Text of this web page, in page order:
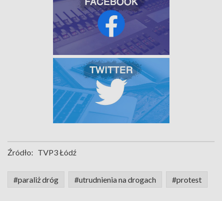
Źródło: TVP3 Łódź
#paraliż dróg #utrudnienia na drogach #protest